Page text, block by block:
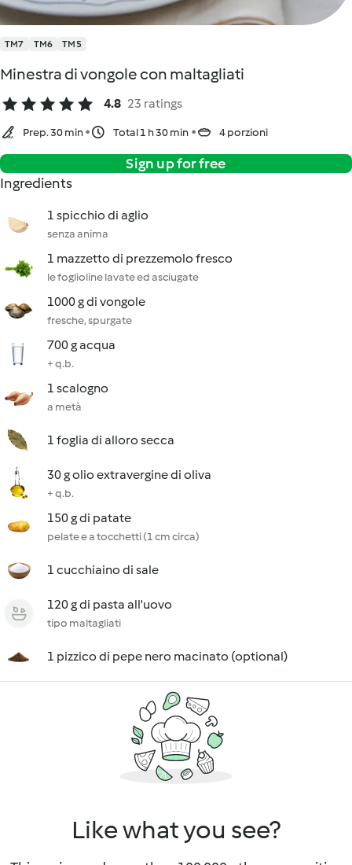
TM7 TM6 TM5
Minestra di vongole con maltagliati
4.8 23 ratings
Prep. 30 min Total 1 h 30 min 4 porzioni
Sign up for free
Ingredients
1 spicchio di aglio
senza anima
1 mazzetto di prezzemolo fresco
le foglioline lavate ed asciugate
1000 g di vongole
fresche, spurgate
700 g acqua
+ q.b.
1 scalogno
a metà
1 foglia di alloro secca
30 g olio extravergine di oliva
+ q.b.
150 g di patate
pelate e a tocchetti (1 cm circa)
1 cucchiaino di sale
120 g di pasta all'uovo
tipo maltagliati
1 pizzico di pepe nero macinato (optional)
Like what you see?